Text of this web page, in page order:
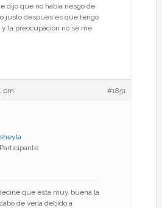
dijo que no habia riesgo de
justo despues es que tengo
la preocupacion no se me
pm #1851
sheyla
Participante
que esta muy buena la
de verla debido a